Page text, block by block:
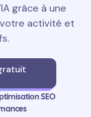
grâce à une
activité et
SEO